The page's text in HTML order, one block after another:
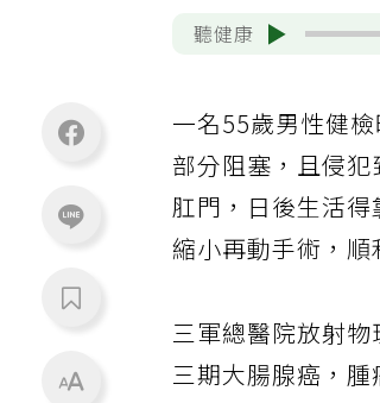
聽健康
一名55歲男性健
部分阻塞，且侵
肛門，日後生活
縮小再動手術，順
三軍總醫院放射
三期大腸腺癌，